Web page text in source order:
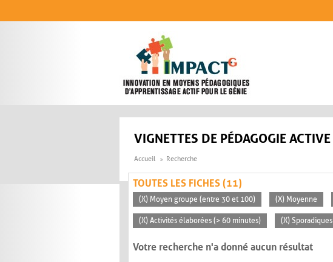
VIGNETTES DE PÉDAGOGIE ACTIVE
Accueil Recherche
TOUTES LES FICHES (11)
(X) Moyen groupe (entre 30 et 100) (X) Moyenne
(X) Activités élaborées (> 60 minutes) (X) Sporadiques
Votre recherche n'a donné aucun résultat